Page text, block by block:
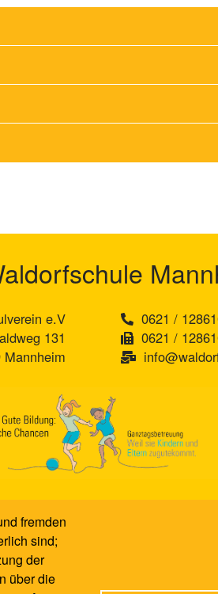
e.V
131
Mannheim
0621 /
0621 /
fremden
sind;
der
über die